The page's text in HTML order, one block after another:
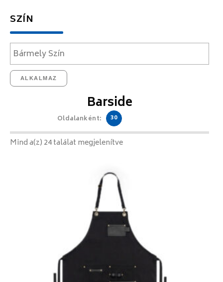
SZÍN
ALKALMAZ
Barside
Oldalanként: 30
Mind a(z) 24 találat megjelenítve